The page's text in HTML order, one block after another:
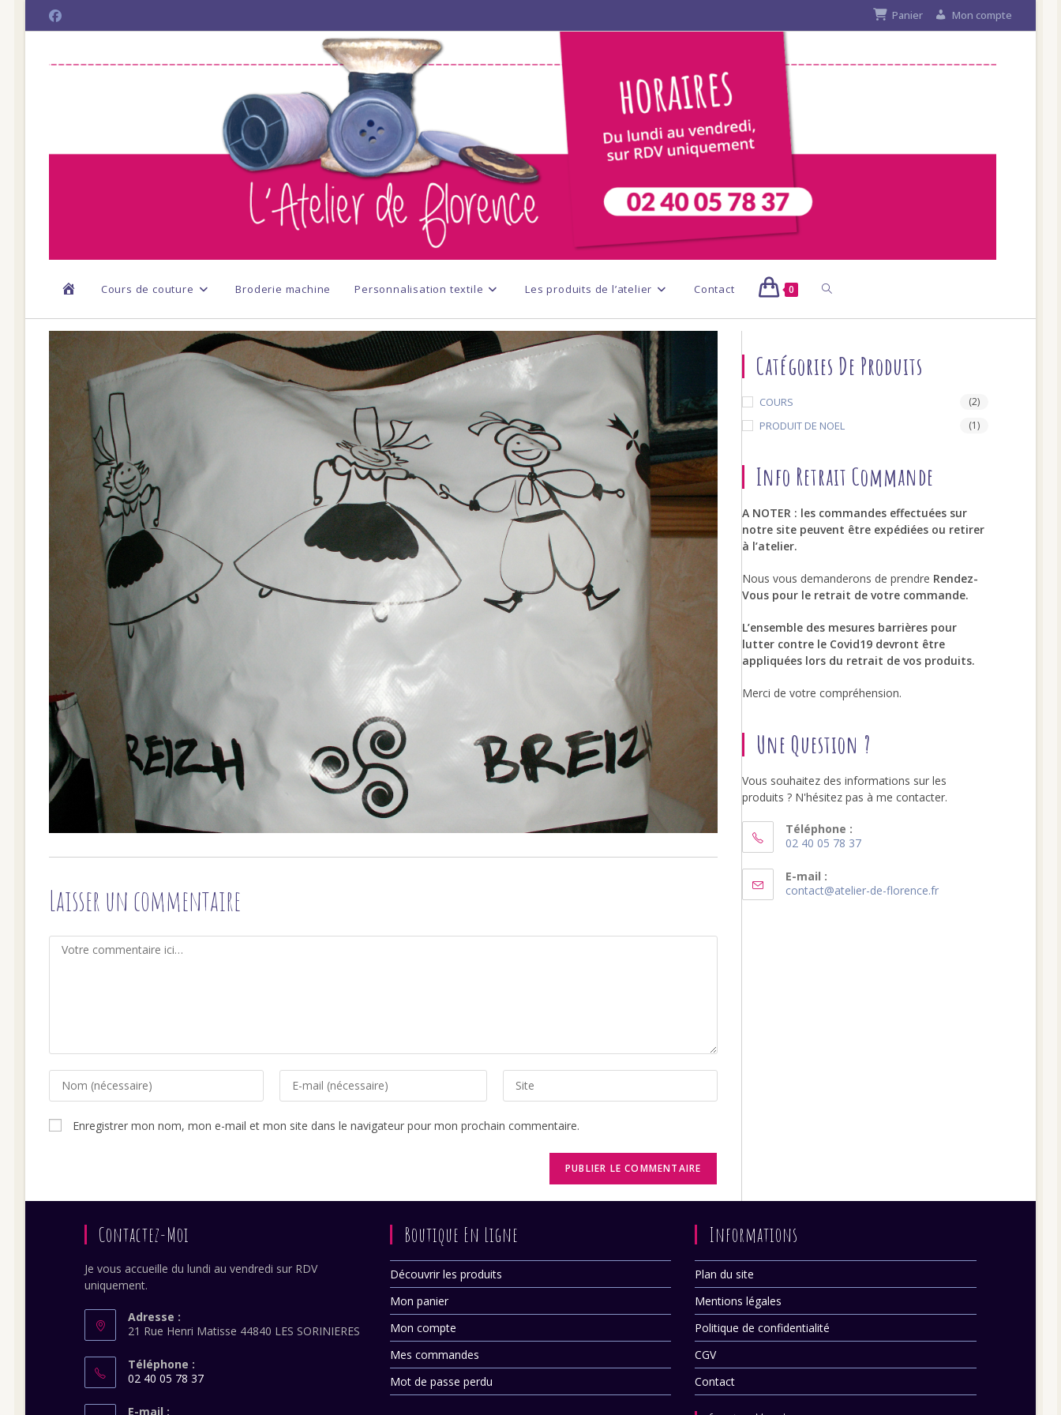
Panier Mon compte
Cours de couture Broderie machine Personnalisation textile Les produits de l’atelier Contact 0 Toggle
Laisser un commentaire
Comment
your
your
address
l’URL
votre
Enregistrer mon nom, mon e-mail et mon site dans le navigateur pour mon prochain commentaire.
Catégories De Produits
COURS (2)
PRODUIT DE NOEL (1)
Info Retrait Commande
A NOTER : les commandes effectuées sur
notre site peuvent être expédiées ou retirer
à l’atelier.
Nous vous demanderons de prendre Rendez-
Vous pour le retrait de votre commande.
L’ensemble des mesures barrières pour
lutter contre le Covid19 devront être
appliquées lors du retrait de vos produits.
Merci de votre compréhension.
Une Question ?
Vous souhaitez des informations sur les
produits ? N'hésitez pas à me contacter.
Téléphone :
02 40 05 78 37
dans
votre
E-mail :
contact@atelier-de-florence.frS’ouvre
Contactez-Moi
Je vous accueille du lundi au vendredi sur RDV
uniquement.
Adresse :
21 Rue Henri Matisse 44840 LES SORINIERES
Téléphone :
02 40 05 78 37
dans
E-mail :
Boutique En Ligne
Découvrir les produits
Mon panier
Mon compte
Mes commandes
Mot de passe perdu
Informations
Plan du site
Mentions légales
Politique de confidentialité
CGV
Contact